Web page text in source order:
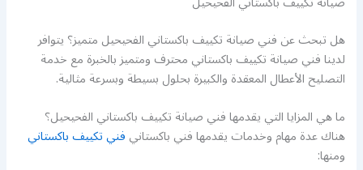
هل تبحث عن فني صيانة تكييف باكستاني الفحيحيل متميز؟ يتوافر
لدينا فني صيانة تكييف باكستاني محترف ومتميز بالخبرة مع خدمة
التصليح الأعطال المعقدة والكبيرة بحلول بسيطة وبسرعة مثالية.
ما هي المزايا التي يقدمها فني صيانة تكييف باكستاني الفحيحيل؟
هناك عدة مهام وخدمات يقدمها فني باكستانيفني تكييف باكستاني
ومنها: